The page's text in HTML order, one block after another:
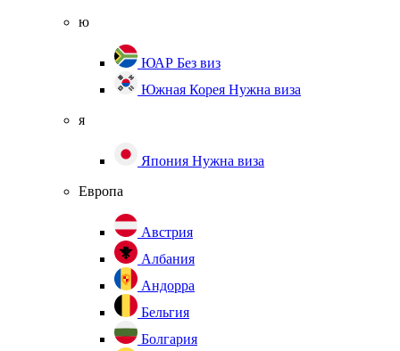
ю
ЮАР Без виз
Южная Корея Нужна виза
я
Япония Нужна виза
Европа
Австрия
Албания
Андорра
Бельгия
Болгария